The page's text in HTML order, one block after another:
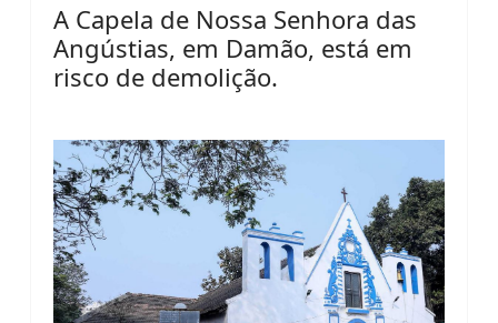
A Capela de Nossa Senhora das
Angústias, em Damão, está em
risco de demolição.